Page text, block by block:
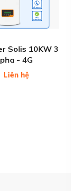
Solis 10KW 3
pha - 4G
Liên hệ